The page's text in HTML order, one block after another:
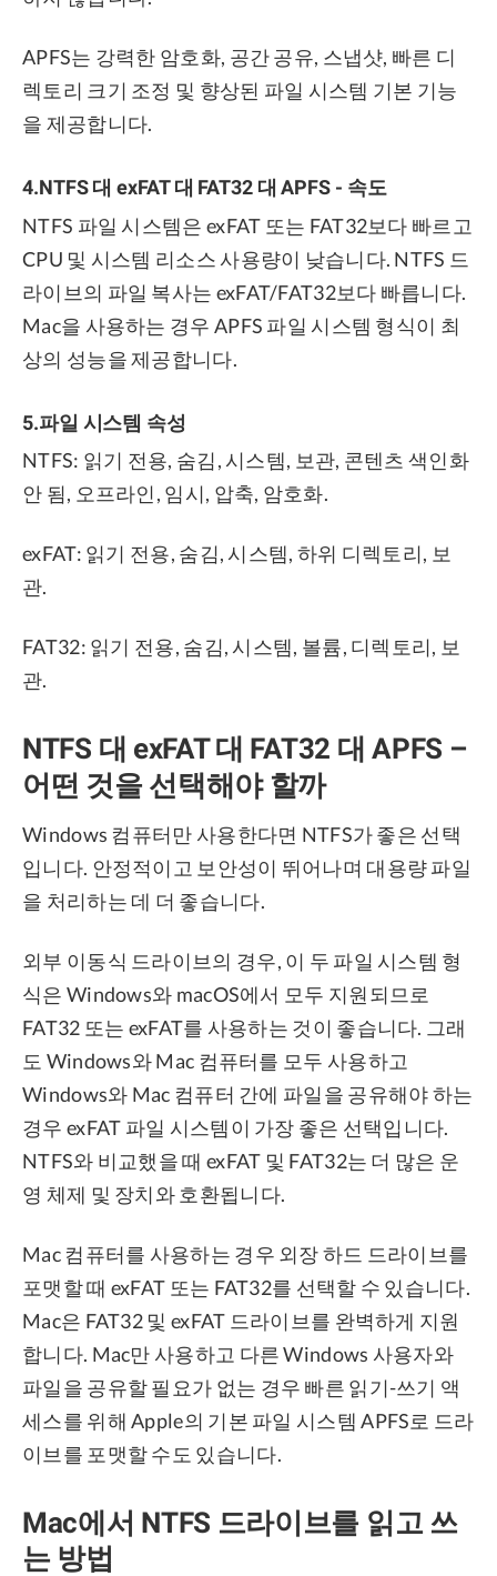
APFS는 강력한 암호화, 공간 공유, 스냅샷, 빠른 디
렉토리 크기 조정 및 향상된 파일 시스템 기본 기능
을 제공합니다.
4.NTFS 대 exFAT 대 FAT32 대 APFS - 속도
NTFS 파일 시스템은 exFAT 또는 FAT32보다 빠르고
CPU 및 시스템 리소스 사용량이 낮습니다. NTFS 드
라이브의 파일 복사는 exFAT/FAT32보다 빠릅니다.
Mac을 사용하는 경우 APFS 파일 시스템 형식이 최
상의 성능을 제공합니다.
5.파일 시스템 속성
NTFS: 읽기 전용, 숨김, 시스템, 보관, 콘텐츠 색인화
안 됨, 오프라인, 임시, 압축, 암호화.
exFAT: 읽기 전용, 숨김, 시스템, 하위 디렉토리, 보
관.
FAT32: 읽기 전용, 숨김, 시스템, 볼륨, 디렉토리, 보
관.
NTFS 대 exFAT 대 FAT32 대 APFS –
어떤 것을 선택해야 할까
Windows 컴퓨터만 사용한다면 NTFS가 좋은 선택
입니다. 안정적이고 보안성이 뛰어나며 대용량 파일
을 처리하는 데 더 좋습니다.
외부 이동식 드라이브의 경우, 이 두 파일 시스템 형
식은 Windows와 macOS에서 모두 지원되므로
FAT32 또는 exFAT를 사용하는 것이 좋습니다. 그래
도 Windows와 Mac 컴퓨터를 모두 사용하고
Windows와 Mac 컴퓨터 간에 파일을 공유해야 하는
경우 exFAT 파일 시스템이 가장 좋은 선택입니다.
NTFS와 비교했을 때 exFAT 및 FAT32는 더 많은 운
영 체제 및 장치와 호환됩니다.
Mac 컴퓨터를 사용하는 경우 외장 하드 드라이브를
포맷할 때 exFAT 또는 FAT32를 선택할 수 있습니다.
Mac은 FAT32 및 exFAT 드라이브를 완벽하게 지원
합니다. Mac만 사용하고 다른 Windows 사용자와
파일을 공유할 필요가 없는 경우 빠른 읽기-쓰기 액
세스를 위해 Apple의 기본 파일 시스템 APFS로 드라
이브를 포맷할 수도 있습니다.
Mac에서 NTFS 드라이브를 읽고 쓰
는 방법